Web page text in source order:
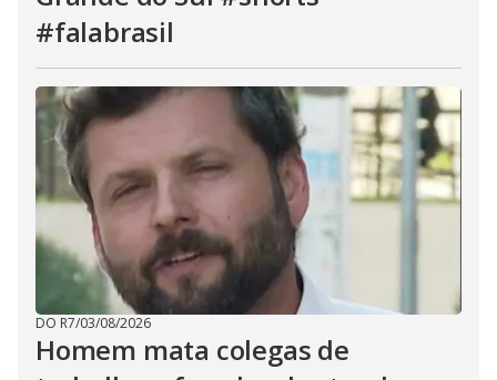
#falabrasil
DO R7/03/08/2026
Homem mata colegas de